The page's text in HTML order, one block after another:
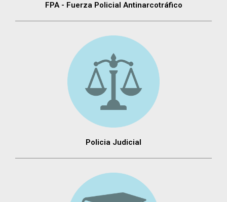
FPA - Fuerza Policial Antinarcotráfico
Policia Judicial